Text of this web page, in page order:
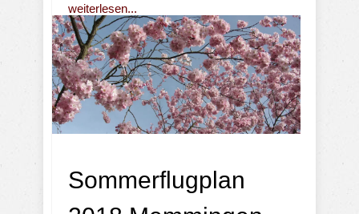
weiterlesen...
Sommerflugplan